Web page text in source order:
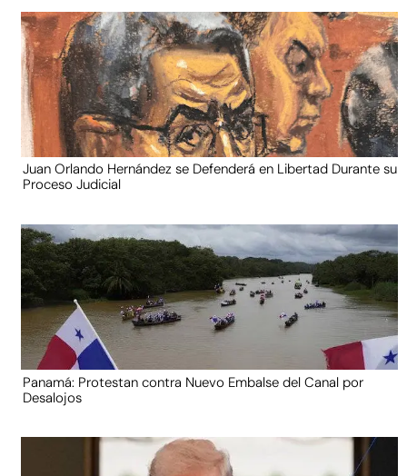
Juan Orlando Hernández se Defenderá en Libertad Durante su
Proceso Judicial
Panamá: Protestan contra Nuevo Embalse del Canal por
Desalojos